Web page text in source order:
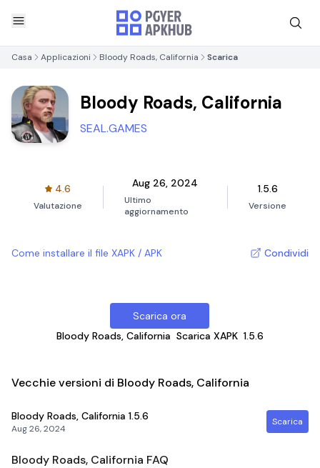
Casa Applicazioni Bloody Roads, California Scarica
Bloody Roads, California
SEAL.GAMES
4.6
Valutazione
Aug 26, 2024
Ultimo
aggiornamento
1.5.6
Versione
Come installare il file XAPK / APK Condividi
Scarica ora
Bloody Roads, California Scarica XAPK 1.5.6
Vecchie versioni di Bloody Roads, California
Bloody Roads, California 1.5.6
Aug 26, 2024
Scarica
Bloody Roads, California FAQ